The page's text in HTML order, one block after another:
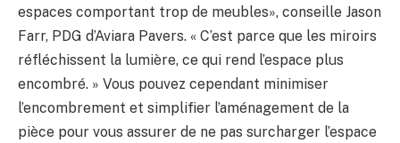
espaces comportant trop de meubles», conseille Jason
Farr, PDG d’Aviara Pavers. « C’est parce que les miroirs
réfléchissent la lumière, ce qui rend l’espace plus
encombré. » Vous pouvez cependant minimiser
l’encombrement et simplifier l’aménagement de la
pièce pour vous assurer de ne pas surcharger l’espace